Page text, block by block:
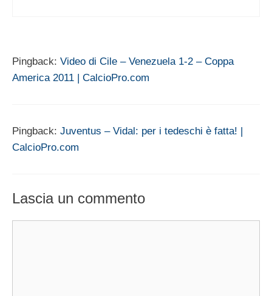
Pingback: Video di Cile – Venezuela 1-2 – Coppa
America 2011 | CalcioPro.com
Pingback: Juventus – Vidal: per i tedeschi è fatta! |
CalcioPro.com
Lascia un commento